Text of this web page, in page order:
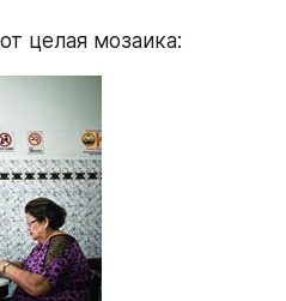
целая мозаика: